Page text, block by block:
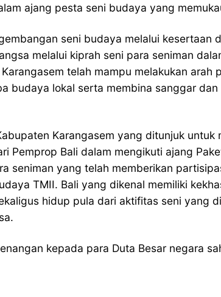
ajang pesta seni budaya yang
seni budaya melalui
melalui kiprah seni para seniman
telah mampu melakukan
budaya lokal serta membina sanggar
Karangasem yang ditunjuk
Pemprop Bali dalam mengikuti ajang
seniman yang telah memberikan
TMII. Bali yang dikenal memiliki
hidup pula dari aktifitas seni yang
kepada para Duta Besar negara